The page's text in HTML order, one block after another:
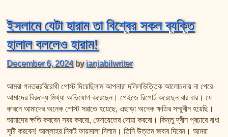
ইসলামে যেটা হারাম তা বিশ্বের সকল ব্যক্তি
হালাল বললেও হারাম!
December 6, 2024 byjanjabilwriter
আমরা গনতন্ত্রবিরোধী পোস্ট দিয়েছিলাম আপনারা দলিলভিত্তিক আলোচনায় না পেরে
আমাদের বিরুদ্ধে মিথ্যা অভিযোগ করেছেন। পেইজে রিপোর্ট করেছেন বার বার। যে
কারনে আমাদের অনেক পোস্ট সরাতে হয়েছে, এছাড়া অনেক ক্ষতির সম্মুখীন হয়েছি।
আমাদের ক্ষতি করবেন সবর করবো, হেদায়েতের দোয়া করবো। কিন্তু দ্বীন প্রচারে বাধা
সৃষ্টি করবেন! আল্লাহর নিকট ফায়সালা দিলাম। তিনি উত্তম জবাব দিবেন। আমরা